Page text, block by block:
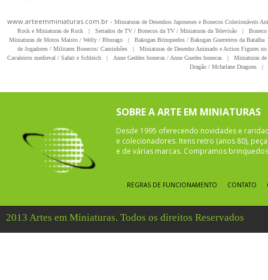
www.arteemminiaturas.com.br - Miniaturas de Desenhos Japoneses e Bonecos Colecionáveis
Rock e Miniaturas de Rock
| Seriados de TV / Bonecos da TV / Miniaturas da Televisão |
Miniaturas de Motos Maisto / Welly / Bburago
| Bakugan Brinquedos / Bakugan Guerreiros da Batalha
de Jogadores / Militares Bonecos/ Caminhões
|
Miniaturas de Desenho Animado e Action Figures
Cavaleiros medieval / Safari e Schleich
| Anne Geddes bonecas / Anne Guedes bonecas |
Miniaturas
Dragão / Mcfarlane Dragons
|
SOBRE A ARTE EM MINIATURAS
Desde 1995 oferecendo novidades e
e colecionadores. Itens retro (anos 80),
e de várias marcas. Compramos
REGRAS DE FUNCIONAMENTO CONTATO
2013 Artes em Miniaturas. Todos os direitos Reservados